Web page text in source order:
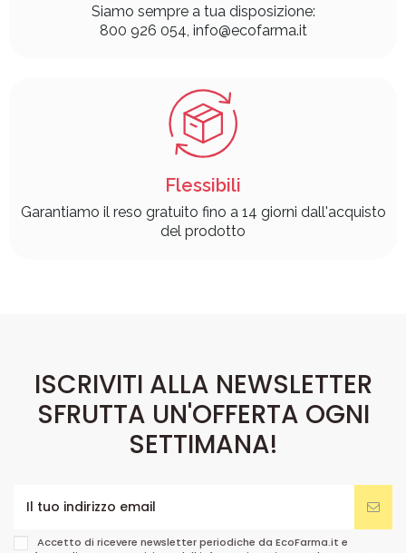
Siamo sempre a tua disposizione:
800 926 054, info@ecofarma.it
Flessibili
Garantiamo il reso gratuito fino a 14 giorni dall'acquisto
del prodotto
ISCRIVITI ALLA NEWSLETTER
SFRUTTA UN'OFFERTA OGNI
SETTIMANA!
Accetto di ricevere newsletter periodiche da EcoFarma.it e